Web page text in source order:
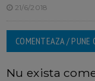
21/6/2018
COMENTEAZA / PUNE
Nu exista